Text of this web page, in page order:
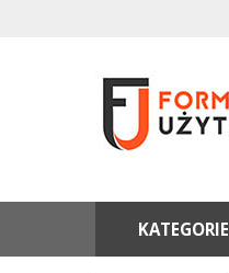
KATEGORIE